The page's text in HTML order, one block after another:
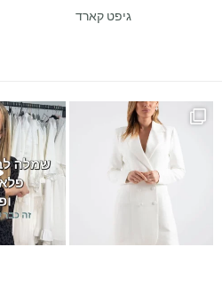
גיפט קארד
של פלאס סייז / מיד סכמה ביקשתן